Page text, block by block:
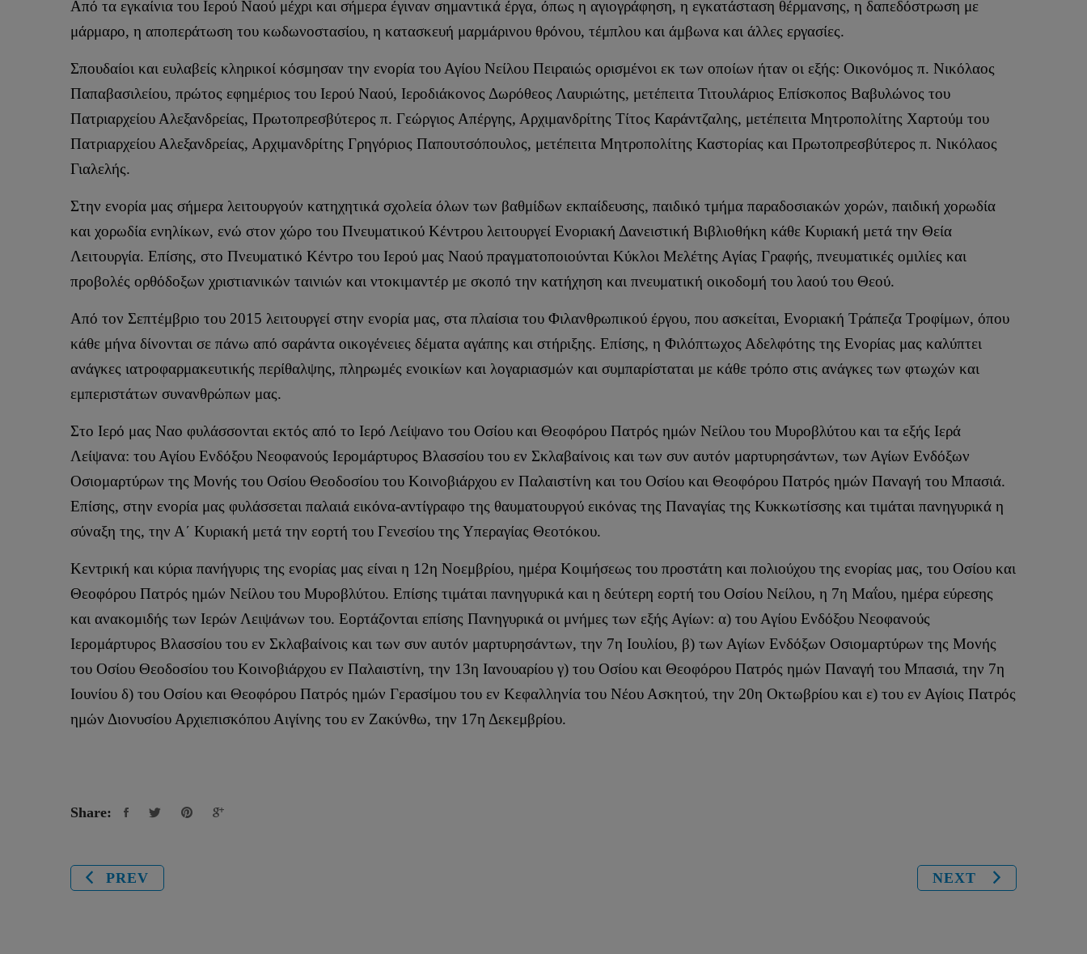
Από τα εγκαίνια του Ιερού Ναού μέχρι και σήμερα έγιναν σημαντικά έργα, όπως η αγιογράφηση, η εγκατάσταση θέρμανσης, η δαπεδόστρωση με
μάρμαρο, η αποπεράτωση του κωδωνοστασίου, η κατασκευή μαρμάρινου θρόνου, τέμπλου και άμβωνα και άλλες εργασίες.
Σπουδαίοι και ευλαβείς κληρικοί κόσμησαν την ενορία του Αγίου Νείλου Πειραιώς ορισμένοι εκ των οποίων ήταν οι εξής: Οικονόμος π. Νικόλαος
Παπαβασιλείου, πρώτος εφημέριος του Ιερού Ναού, Ιεροδιάκονος Δωρόθεος Λαυριώτης, μετέπειτα Τιτουλάριος Επίσκοπος Βαβυλώνος του
Πατριαρχείου Αλεξανδρείας, Πρωτοπρεσβύτερος π. Γεώργιος Απέργης, Αρχιμανδρίτης Τίτος Καράντζαλης, μετέπειτα Μητροπολίτης Χαρτούμ του
Πατριαρχείου Αλεξανδρείας, Αρχιμανδρίτης Γρηγόριος Παπουτσόπουλος, μετέπειτα Μητροπολίτης Καστορίας και Πρωτοπρεσβύτερος π. Νικόλαος
Γιαλελής.
Στην ενορία μας σήμερα λειτουργούν κατηχητικά σχολεία όλων των βαθμίδων εκπαίδευσης, παιδικό τμήμα παραδοσιακών χορών, παιδική χορωδία
και χορωδία ενηλίκων, ενώ στον χώρο του Πνευματικού Κέντρου λειτουργεί Ενοριακή Δανειστική Βιβλιοθήκη κάθε Κυριακή μετά την Θεία
Λειτουργία. Επίσης, στο Πνευματικό Κέντρο του Ιερού μας Ναού πραγματοποιούνται Κύκλοι Μελέτης Αγίας Γραφής, πνευματικές ομιλίες και
προβολές ορθόδοξων χριστιανικών ταινιών και ντοκιμαντέρ με σκοπό την κατήχηση και πνευματική οικοδομή του λαού του Θεού.
Από τον Σεπτέμβριο του 2015 λειτουργεί στην ενορία μας, στα πλαίσια του Φιλανθρωπικού έργου, που ασκείται, Ενοριακή Τράπεζα Τροφίμων, όπου
κάθε μήνα δίνονται σε πάνω από σαράντα οικογένειες δέματα αγάπης και στήριξης. Επίσης, η Φιλόπτωχος Αδελφότης της Ενορίας μας καλύπτει
ανάγκες ιατροφαρμακευτικής περίθαλψης, πληρωμές ενοικίων και λογαριασμών και συμπαρίσταται με κάθε τρόπο στις ανάγκες των φτωχών και
εμπεριστάτων συνανθρώπων μας.
Στο Ιερό μας Ναο φυλάσσονται εκτός από το Ιερό Λείψανο του Οσίου και Θεοφόρου Πατρός ημών Νείλου του Μυροβλύτου και τα εξής Ιερά
Λείψανα: του Αγίου Ενδόξου Νεοφανούς Ιερομάρτυρος Βλασσίου του εν Σκλαβαίνοις και των συν αυτόν μαρτυρησάντων, των Αγίων Ενδόξων
Οσιομαρτύρων της Μονής του Οσίου Θεοδοσίου του Κοινοβιάρχου εν Παλαιστίνη και του Οσίου και Θεοφόρου Πατρός ημών Παναγή του Μπασιά.
Επίσης, στην ενορία μας φυλάσσεται παλαιά εικόνα-αντίγραφο της θαυματουργού εικόνας της Παναγίας της Κυκκωτίσσης και τιμάται πανηγυρικά η
σύναξη της, την Α΄ Κυριακή μετά την εορτή του Γενεσίου της Υπεραγίας Θεοτόκου.
Κεντρική και κύρια πανήγυρις της ενορίας μας είναι η 12η Νοεμβρίου, ημέρα Κοιμήσεως του προστάτη και πολιούχου της ενορίας μας, του Οσίου και
Θεοφόρου Πατρός ημών Νείλου του Μυροβλύτου. Επίσης τιμάται πανηγυρικά και η δεύτερη εορτή του Οσίου Νείλου, η 7η Μαΐου, ημέρα εύρεσης
και ανακομιδής των Ιερών Λειψάνων του. Εορτάζονται επίσης Πανηγυρικά οι μνήμες των εξής Αγίων: α) του Αγίου Ενδόξου Νεοφανούς
Ιερομάρτυρος Βλασσίου του εν Σκλαβαίνοις και των συν αυτόν μαρτυρησάντων, την 7η Ιουλίου, β) των Αγίων Ενδόξων Οσιομαρτύρων της Μονής
του Οσίου Θεοδοσίου του Κοινοβιάρχου εν Παλαιστίνη, την 13η Ιανουαρίου γ) του Οσίου και Θεοφόρου Πατρός ημών Παναγή του Μπασιά, την 7η
Ιουνίου δ) του Οσίου και Θεοφόρου Πατρός ημών Γερασίμου του εν Κεφαλληνία του Νέου Ασκητού, την 20η Οκτωβρίου και ε) του εν Αγίοις Πατρός
ημών Διονυσίου Αρχιεπισκόπου Αιγίνης του εν Ζακύνθω, την 17η Δεκεμβρίου.
Share:
PREV NEXT